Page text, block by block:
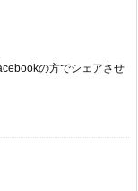
の方でシェアさせ